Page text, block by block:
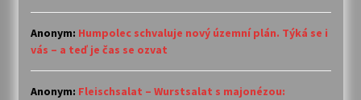
Anonym: Humpolec schvaluje nový územní plán. Týká se i
vás – a teď je čas se ozvat
Anonym: Fleischsalat – Wurstsalat s majonézou: